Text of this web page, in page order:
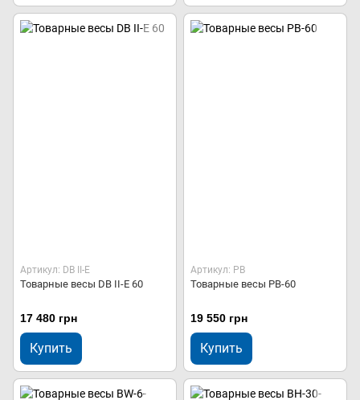
Артикул: DB II-E
Товарные весы DB II-E 60
17 480 грн
Купить
Артикул: PB
Товарные весы PB-60
19 550 грн
Купить